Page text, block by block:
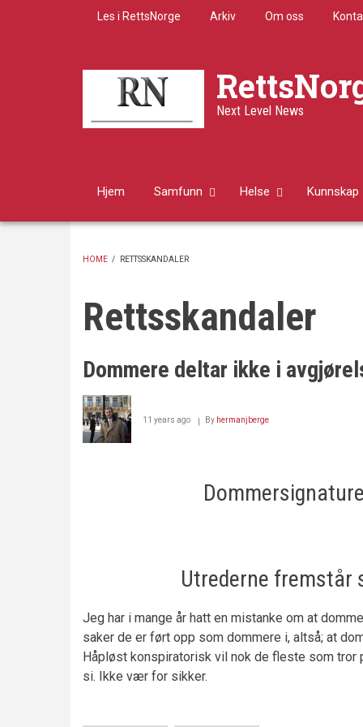
Les i RettsNorge Arkiv Om oss
Next Level News
Hjem Samfunn Helse Kunnskap
HOME / RETTSSKANDALER
Rettsskandaler
Dommere deltar ikke i
11 years ago By hermanjberge
Utrederne fremstår
Jeg har i mange år hatt en mistanke om at
saker de er ført opp som dommere i, altså; at
Håpløst konspiratorisk vil nok de fleste som
si. Ikke vær for sikker.